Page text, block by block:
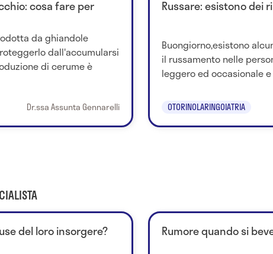
cosa fare per
da ghiandole
dall'accumularsi
di cerume è
Dr.ssa Assunta Gennarelli
Russare: esistono dei
Buongiorno,esistono
il russamento nelle
leggero ed occasionale
OTORINOLARINGOIATRIA
del loro insorgere? Rumore quando si